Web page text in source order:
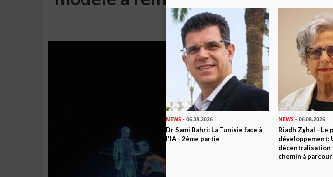
internationale
NEWS - 06.08.2026
Dr Sami Bahri: La Tunisie face à
l'IA - 2ème partie
NEWS - 06.08.2026
Riadh Zghal - Le
développement:
décentralisation
chemin à